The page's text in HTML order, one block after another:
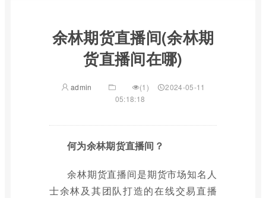
余林期货直播间(余林期
货直播间在哪)
admin (1)
2024-05-11
05:18:18
何为余林期货直播间？
余林期货直播间是期货市场知名人
士余林及其团队打造的在线交易直播